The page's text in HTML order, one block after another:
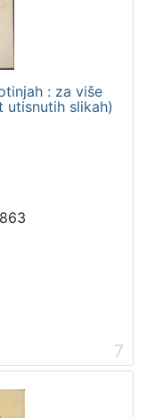
: za više
utisnutih slikah)
7